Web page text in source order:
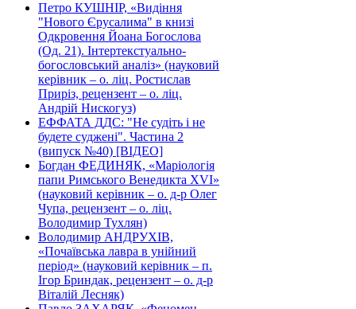
Петро КУШНІР, «Видіння
"Нового Єрусалима" в книзі
Одкровення Йоана Богослова
(Од. 21). Інтертекстуально-
богословський аналіз» (науковий
керівник – о. ліц. Ростислав
Приріз, рецензент – о. ліц.
Андрій Нискогуз)
ЕФФАТА ДДС: "Не судіть і не
будете суджені". Частина 2
(випуск №40) [ВІДЕО]
Богдан ФЕДИНЯК, «Маріологія
папи Римського Венедикта XVI»
(науковий керівник – о. д-р Олег
Чупа, рецензент – о. ліц.
Володимир Тухлян)
Володимир АНДРУХІВ,
«Почаївська лавра в унійний
період» (науковий керівник – п.
Ігор Бриндак, рецензент – о. д-р
Віталій Лесняк)